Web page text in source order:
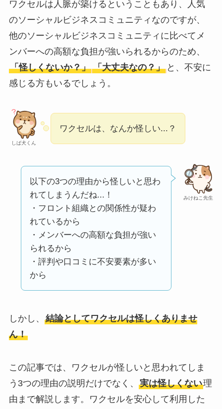
【怪しい？】TikTok
Liteの口コミ・評判は
実際どう？
ユリカコーポレーシ
ョンは怪しい？口コ
【怪しい？】株式会
社TAPPの口コミ・評
Temuは怪しい？口コ
ミ・評判が正直ヤバ
いって本当？
ワクセルは人脈が築けるということもあり、人気
のソーシャルビジネスコミュニティなのですが、
他のソーシャルビジネスコミュニティに比べてメ
ンバーへの高額な負担が強いられるからのため、
「怪しくないか？」 「大丈夫なの？」 と、不安に
感じる方もいるでしょう。
しば犬くん
ワクセルは、なんか怪しい...？
みけねこ先生
以下の3つの理由から怪しいと思わ
れてしまうんだね...！
・フロント組織との関係性が疑わ
れているから
・メンバーへの高額な負担が強い
られるから
・評判や口コミに不安要素が多い
から
しかし、 結論としてワクセルは怪しくありませ
ん！
この記事では、ワクセルが怪しいと思われてしま
う3つの理由の説明だけでなく、 実は怪しくない理
由まで解説します。ワクセルを安心して利用した